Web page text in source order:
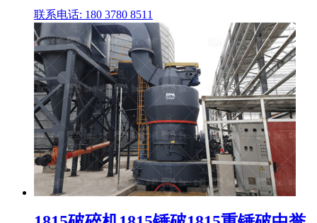
联系电话: 180 3780 8511